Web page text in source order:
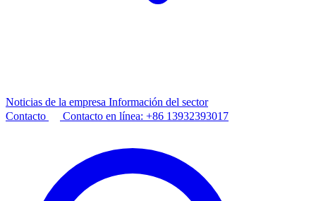
Noticias de la empresa Información del sector
Contacto
Contacto en línea: +86 13932393017